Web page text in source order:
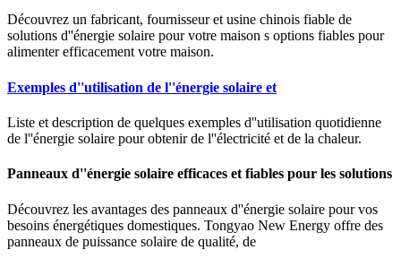
Découvrez un fabricant, fournisseur et usine chinois fiable de
solutions d''énergie solaire pour votre maison s options fiables pour
alimenter efficacement votre maison.
Exemples d''utilisation de l''énergie solaire et
Liste et description de quelques exemples d''utilisation quotidienne
de l''énergie solaire pour obtenir de l''électricité et de la chaleur.
Panneaux d''énergie solaire efficaces et fiables pour les solutions
Découvrez les avantages des panneaux d''énergie solaire pour vos
besoins énergétiques domestiques. Tongyao New Energy offre des
panneaux de puissance solaire de qualité, de